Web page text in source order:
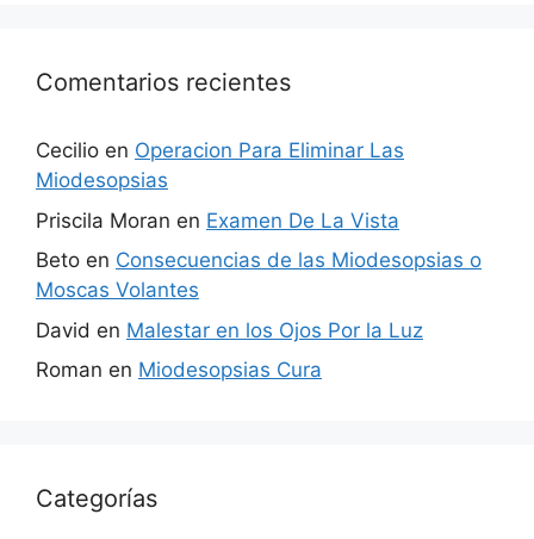
Comentarios recientes
Cecilio en Operacion Para Eliminar Las
Miodesopsias
Priscila Moran en Examen De La Vista
Beto en Consecuencias de las Miodesopsias o
Moscas Volantes
David en Malestar en los Ojos Por la Luz
Roman en Miodesopsias Cura
Categorías